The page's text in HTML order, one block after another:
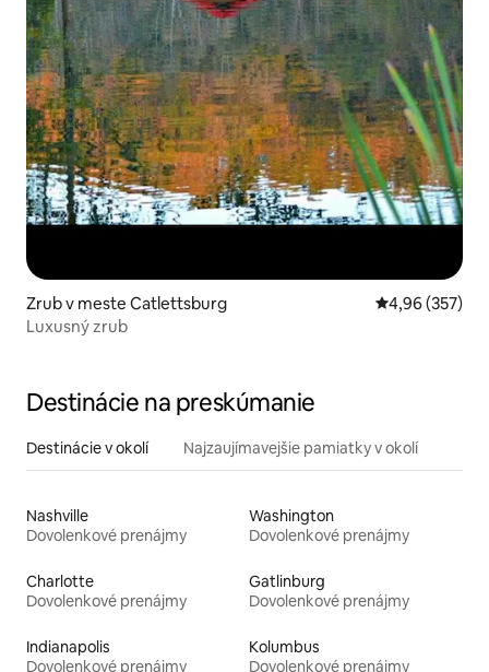
Zrub v meste Catlettsburg Priemerné
4,96 (357)
Luxusný zrub
Destinácie na preskúmanie
Destinácie v okolí Najzaujímavejšie pamiatky v okolí
Nashville
Dovolenkové prenájmy
Washington
Dovolenkové prenájmy
Charlotte
Dovolenkové prenájmy
Gatlinburg
Dovolenkové prenájmy
Indianapolis
Dovolenkové prenájmy
Kolumbus
Dovolenkové prenájmy